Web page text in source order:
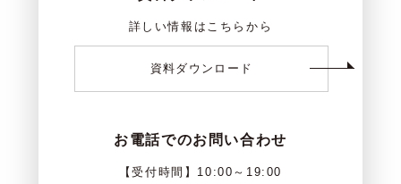
詳しい情報はこちらから
資料ダウンロード
お電話でのお問い合わせ
【受付時間】10:00～19:00